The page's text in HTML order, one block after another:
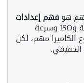
فهم إعدادات
، مثل فتحة العدسة وISO وسرعة
الكاميرا مهم، لكن
الحقيقي.